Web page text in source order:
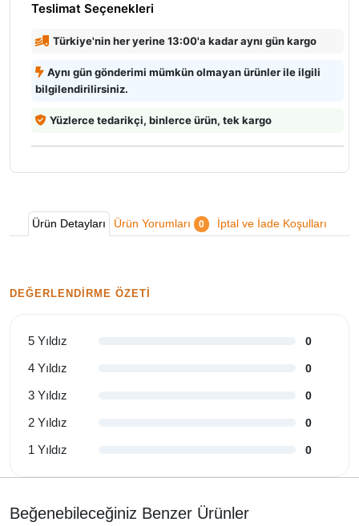
Teslimat Seçenekleri
Türkiye'nin her yerine 13:00'a kadar aynı gün kargo
Aynı gün gönderimi mümkün olmayan ürünler ile ilgili
bilgilendirilirsiniz.
Yüzlerce tedarikçi, binlerce ürün, tek kargo
Ürün Detayları Ürün Yorumları 0 İptal ve İade Koşulları
DEĞERLENDIRME ÖZETI
5 Yıldız 0
4 Yıldız 0
3 Yıldız 0
2 Yıldız 0
1 Yıldız 0
Beğenebileceğiniz Benzer Ürünler